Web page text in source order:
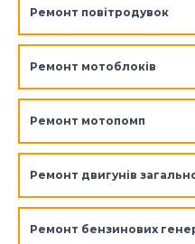
Ремонт повітродувок
Ремонт мотоблоків
Ремонт мотопомп
Ремонт двигунів
Ремонт бензинових